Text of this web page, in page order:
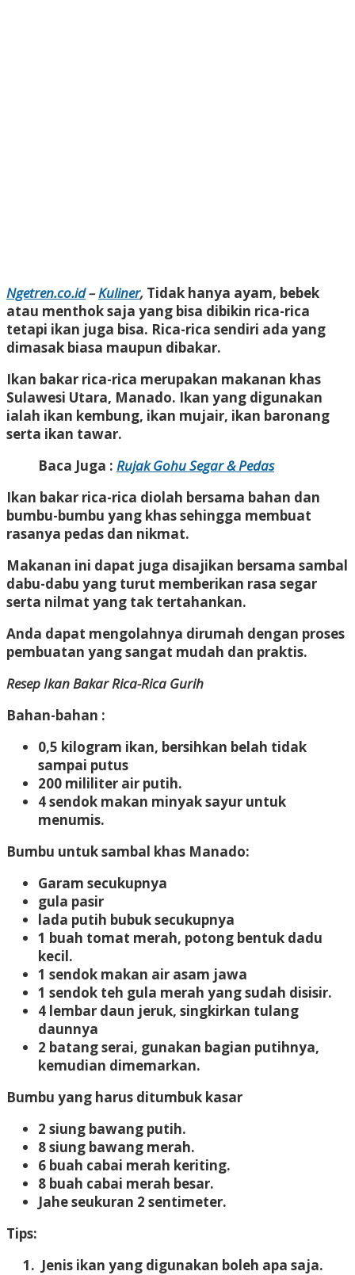
Ngetren.co.id–Kuliner, Tidak hanya ayam, bebek
atau menthok saja yang bisa dibikin rica-rica
tetapi ikan juga bisa. Rica-rica sendiri ada yang
dimasak biasa maupun dibakar.
Ikan bakar rica-rica merupakan makanan khas
Sulawesi Utara, Manado. Ikan yang digunakan
ialah ikan kembung, ikan mujair, ikan baronang
serta ikan tawar.
Baca Juga : Rujak Gohu Segar & Pedas
Ikan bakar rica-rica diolah bersama bahan dan
bumbu-bumbu yang khas sehingga membuat
rasanya pedas dan nikmat.
Makanan ini dapat juga disajikan bersama sambal
dabu-dabu yang turut memberikan rasa segar
serta nilmat yang tak tertahankan.
Anda dapat mengolahnya dirumah dengan proses
pembuatan yang sangat mudah dan praktis.
Resep Ikan Bakar Rica-Rica Gurih
Bahan-bahan :
0,5 kilogram ikan, bersihkan belah tidak
sampai putus
200 mililiter air putih.
4 sendok makan minyak sayur untuk
menumis.
Bumbu untuk sambal khas Manado:
Garam secukupnya
gula pasir
lada putih bubuk secukupnya
1 buah tomat merah, potong bentuk dadu
kecil.
1 sendok makan air asam jawa
1 sendok teh gula merah yang sudah disisir.
4 lembar daun jeruk, singkirkan tulang
daunnya
2 batang serai, gunakan bagian putihnya,
kemudian dimemarkan.
Bumbu yang harus ditumbuk kasar
2 siung bawang putih.
8 siung bawang merah.
6 buah cabai merah keriting.
8 buah cabai merah besar.
Jahe seukuran 2 sentimeter.
Tips:
Jenis ikan yang digunakan boleh apa saja.